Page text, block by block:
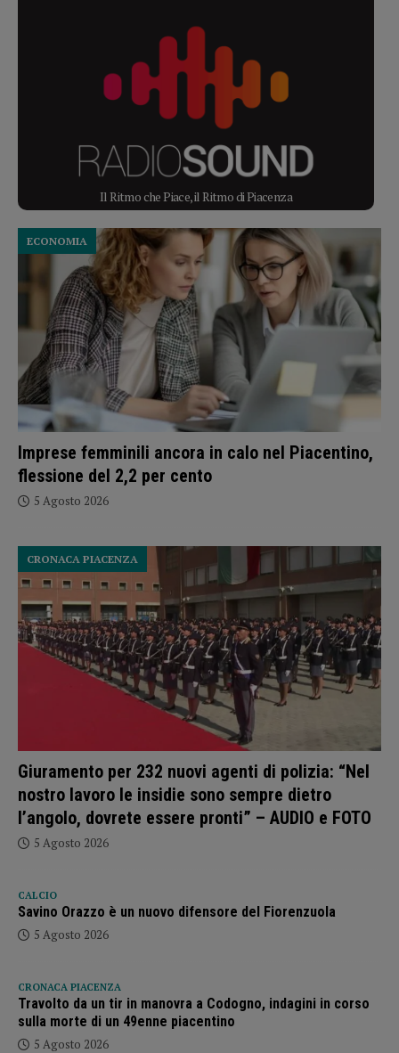
Il Ritmo che Piace, il Ritmo di Piacenza
Imprese femminili ancora in calo nel Piacentino,
flessione del 2,2 per cento
ECONOMIA
5 Agosto 2026
Giuramento per 232 nuovi agenti di polizia: “Nel
nostro lavoro le insidie sono sempre dietro
l’angolo, dovrete essere pronti” – AUDIO e FOTO
CRONACA PIACENZA
5 Agosto 2026
CALCIO
Savino Orazzo è un nuovo difensore del Fiorenzuola
5 Agosto 2026
CRONACA PIACENZA
Travolto da un tir in manovra a Codogno, indagini in corso
sulla morte di un 49enne piacentino
5 Agosto 2026